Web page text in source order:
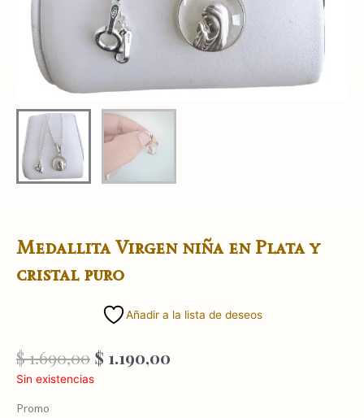
Medallita Virgen niña en Plata y
cristal puro
Añadir a la lista de deseos
$1.690,00 El
precio
$ 1.190,00
Sin existencias
Promo